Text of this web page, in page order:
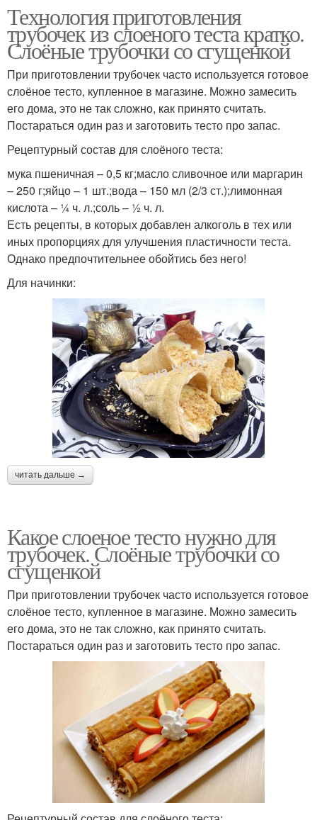
Технология приготовления
трубочек из слоеного теста кратко.
Слоёные трубочки со сгущенкой
При приготовлении трубочек часто используется готовое
слоёное тесто, купленное в магазине. Можно замесить
его дома, это не так сложно, как принято считать.
Постараться один раз и заготовить тесто про запас.
Рецептурный состав для слоёного теста:
мука пшеничная – 0,5 кг;масло сливочное или маргарин
– 250 г;яйцо – 1 шт.;вода – 150 мл (2/3 ст.);лимонная
кислота – ¼ ч. л.;соль – ½ ч. л.
Есть рецепты, в которых добавлен алкоголь в тех или
иных пропорциях для улучшения пластичности теста.
Однако предпочтительнее обойтись без него!
Для начинки:
читать дальше →
Какое слоеное тесто нужно для
трубочек. Слоёные трубочки со
сгущенкой
При приготовлении трубочек часто используется готовое
слоёное тесто, купленное в магазине. Можно замесить
его дома, это не так сложно, как принято считать.
Постараться один раз и заготовить тесто про запас.